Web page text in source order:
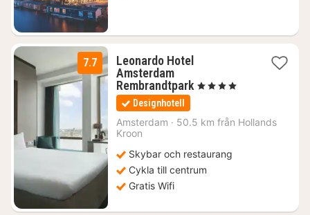
7.7
Leonardo Hotel
Amsterdam
Rembrandtpark 1
1143
, 4 Stjärnor
Designhotell
Amsterdam · 50.5 km från Hollands
Kroon
Skybar och restaurang
Cykla till centrum
Gratis Wifi